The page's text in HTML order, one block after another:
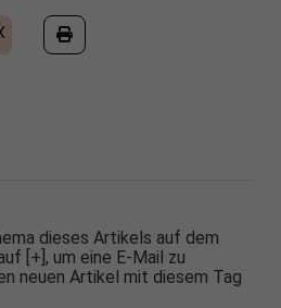
dieses Artikels auf dem
[+], um eine E-Mail zu
neuen Artikel mit diesem Tag